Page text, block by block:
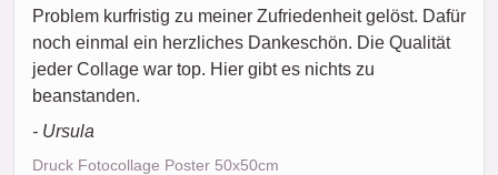
Problem kurfristig zu meiner Zufriedenheit gelöst. Dafür
noch einmal ein herzliches Dankeschön. Die Qualität
jeder Collage war top. Hier gibt es nichts zu
beanstanden.
- Ursula
Druck Fotocollage Poster 50x50cm